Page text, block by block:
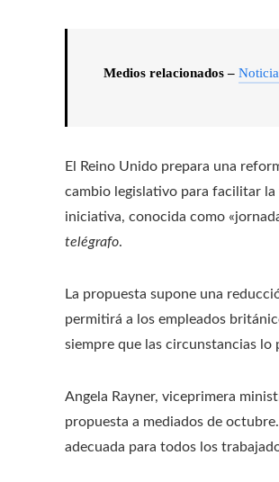
Medios relacionados –
El Reino Unido prepara una
cambio legislativo para facilitar la
iniciativa, conocida como
telégrafo.
La propuesta supone una
permitirá a los empleados
siempre que las circunstancias
Angela Rayner, viceprimera
propuesta a mediados de
adecuada para todos los